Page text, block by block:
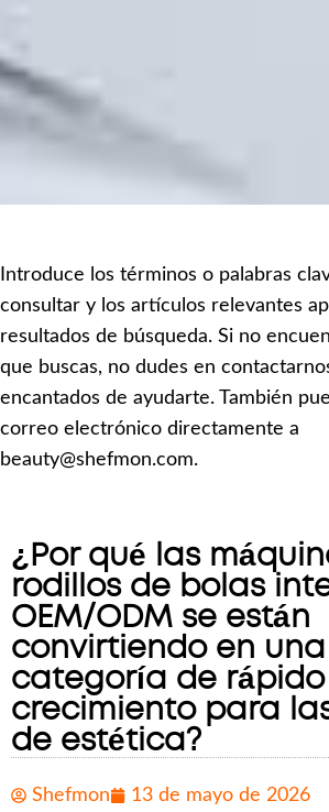
Introduce los términos o palabras
consultar y los artículos relevantes
resultados de búsqueda. Si no
que buscas, no dudes en
encantados de ayudarte. También
correo electrónico directamente a
beauty@shefmon.com.
¿Por qué las
rodillos de bolas
OEM/ODM se están
convirtiendo en una
categoría de rápido
crecimiento para
de estética?
Shefmon 13 de mayo de 2026